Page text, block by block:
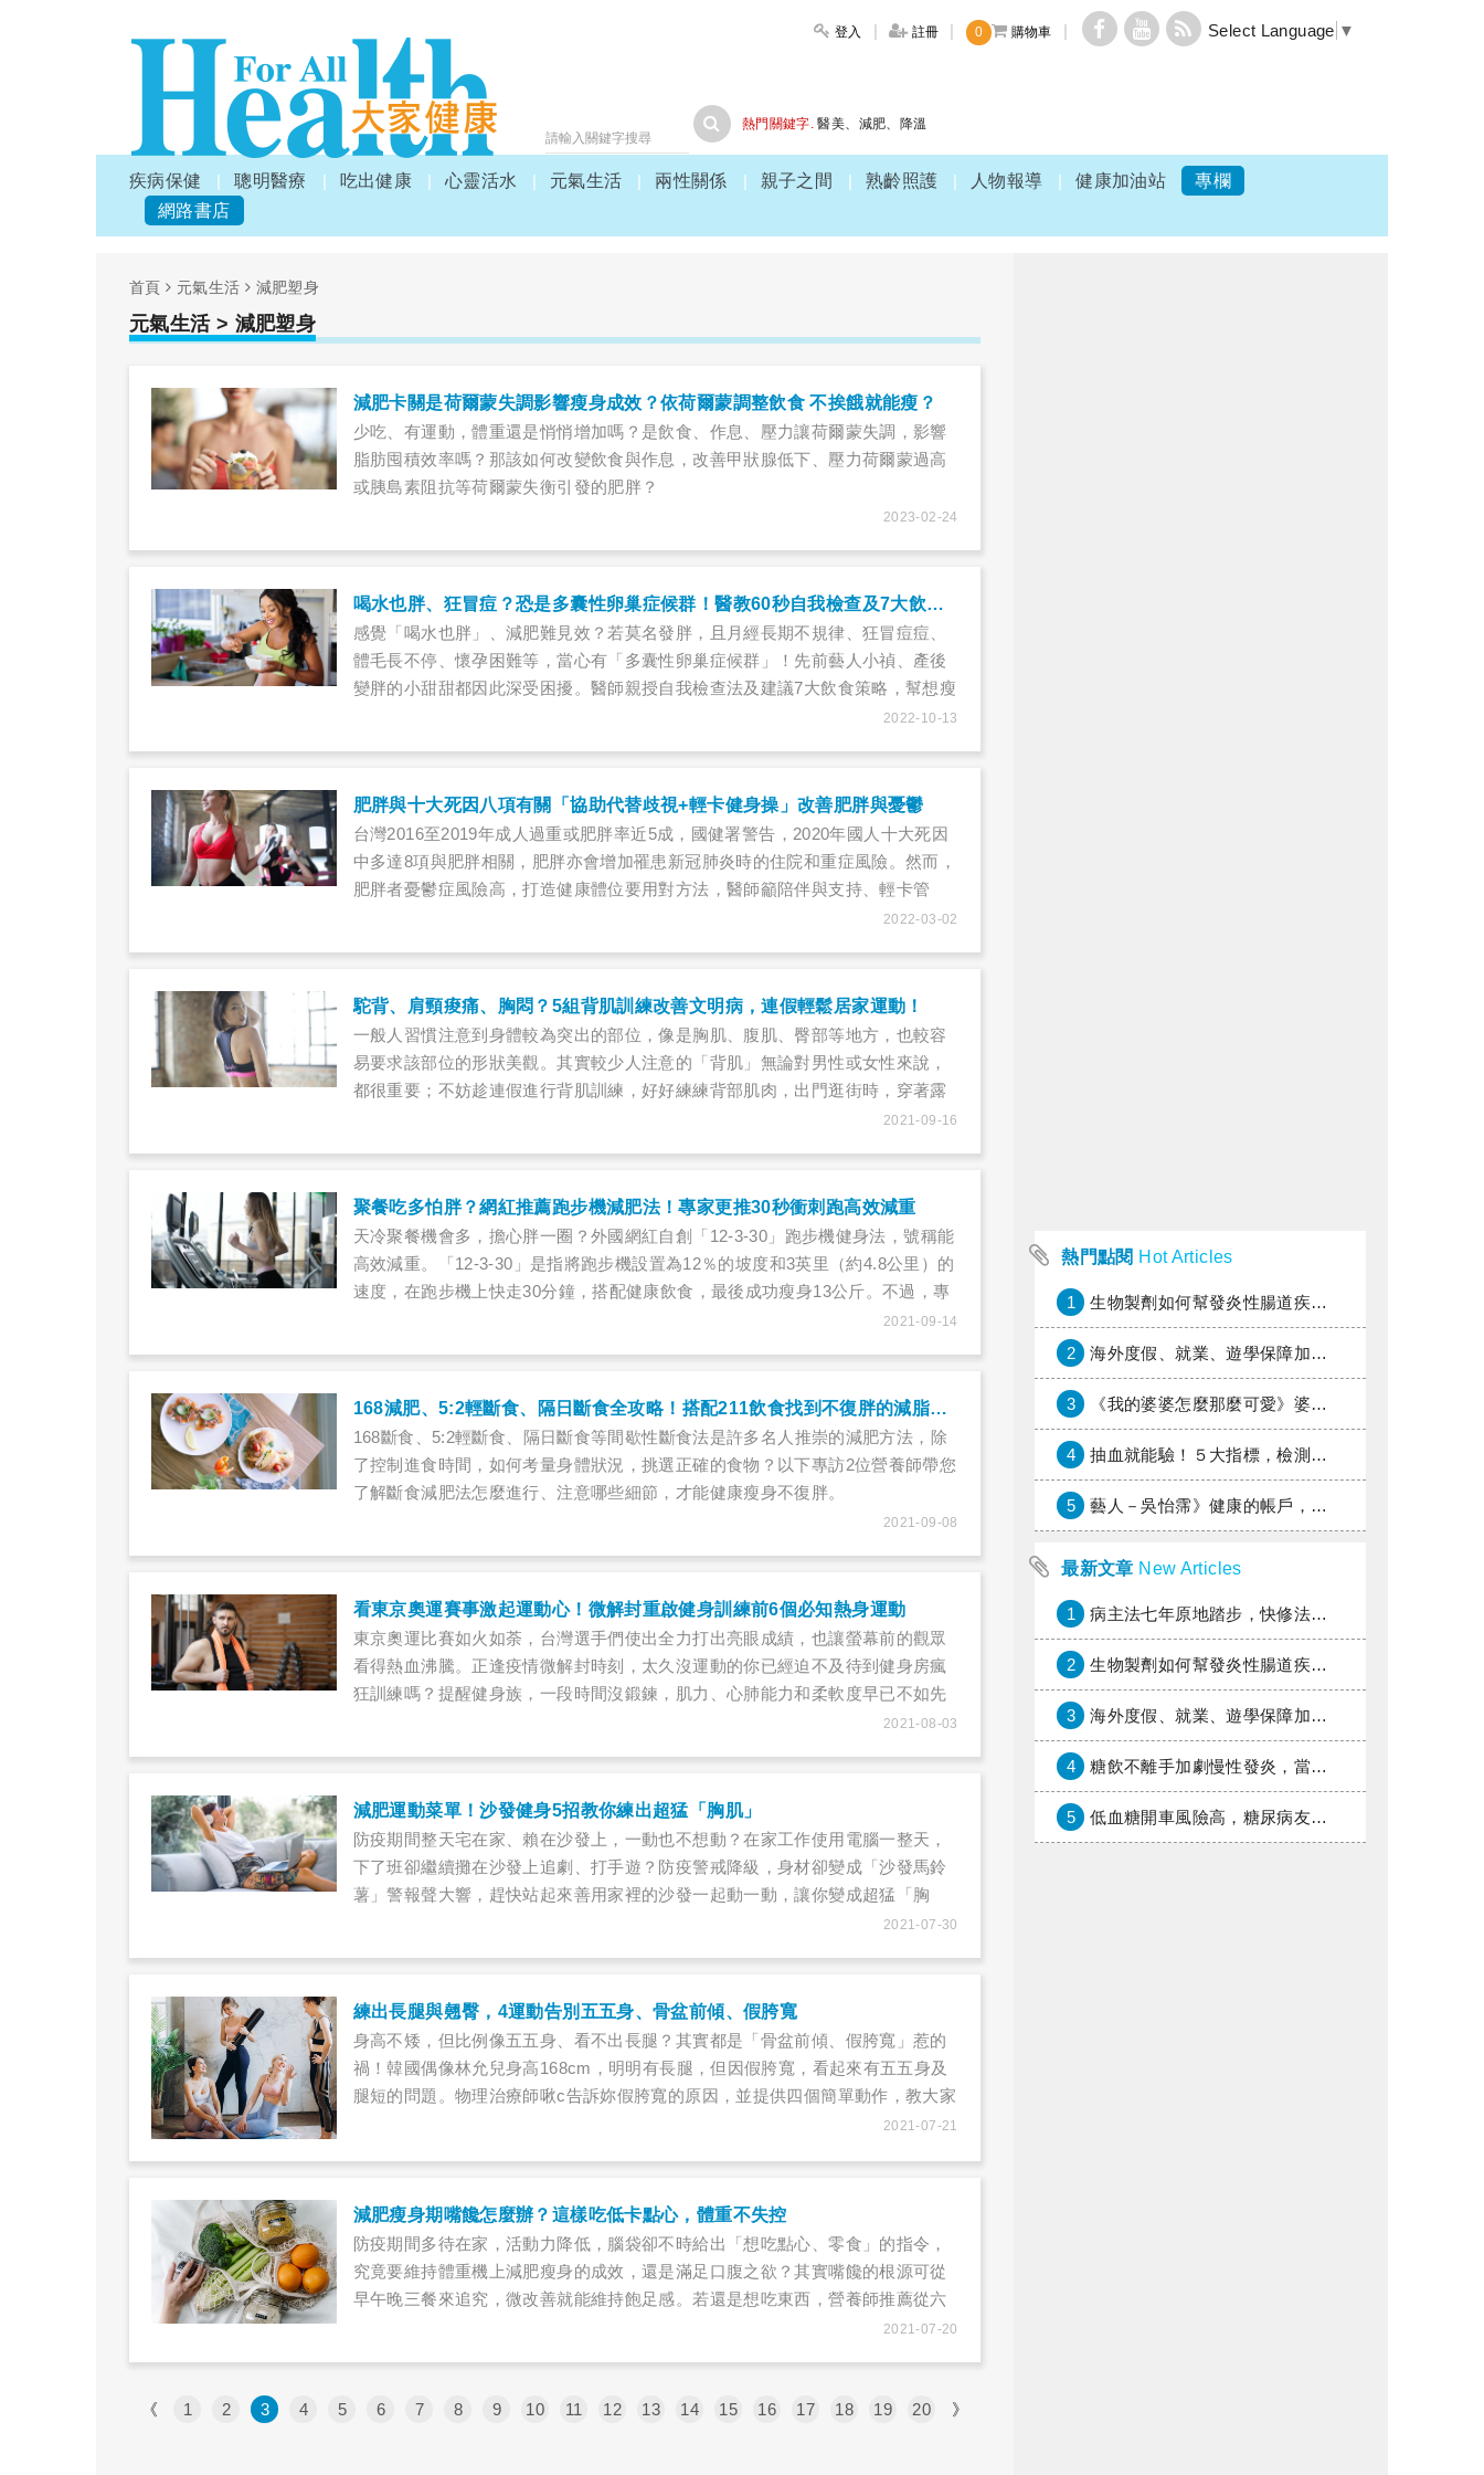
登入 註冊 0 購物車 Select Language ▼
熱門關鍵字. 醫美、 減肥、 降溫
疾病保健 聰明醫療 吃出健康 心靈活水 元氣生活 兩性關係 親子之間 熟齡照護 人物報導 健康加油站
專欄
網路書店
首頁 元氣生活 減肥塑身
元氣生活 > 減肥塑身
減肥卡關是荷爾蒙失調影響瘦身成效？依荷爾蒙調整飲食 不挨餓就能瘦？
少吃、有運動，體重還是悄悄增加嗎？是飲食、作息、壓力讓荷爾蒙失調，影響
脂肪囤積效率嗎？那該如何改變飲食與作息，改善甲狀腺低下、壓力荷爾蒙過高
或胰島素阻抗等荷爾蒙失衡引發的肥胖？
2023-02-24
喝水也胖、狂冒痘？恐是多囊性卵巢症候群！醫教60秒自我檢查及7大飲食策略
感覺「喝水也胖」、減肥難見效？若莫名發胖，且月經長期不規律、狂冒痘痘、
體毛長不停、懷孕困難等，當心有「多囊性卵巢症候群」！先前藝人小禎、產後
變胖的小甜甜都因此深受困擾。醫師親授自我檢查法及建議7大飲食策略，幫想瘦
2022-10-13
肥胖與十大死因八項有關「協助代替歧視+輕卡健身操」改善肥胖與憂鬱
台灣2016至2019年成人過重或肥胖率近5成，國健署警告，2020年國人十大死因
中多達8項與肥胖相關，肥胖亦會增加罹患新冠肺炎時的住院和重症風險。然而，
肥胖者憂鬱症風險高，打造健康體位要用對方法，醫師籲陪伴與支持、輕卡管
2022-03-02
駝背、肩頸痠痛、胸悶？5組背肌訓練改善文明病，連假輕鬆居家運動！
一般人習慣注意到身體較為突出的部位，像是胸肌、腹肌、臀部等地方，也較容
易要求該部位的形狀美觀。其實較少人注意的「背肌」無論對男性或女性來說，
都很重要；不妨趁連假進行背肌訓練，好好練練背部肌肉，出門逛街時，穿著露
2021-09-16
聚餐吃多怕胖？網紅推薦跑步機減肥法！專家更推30秒衝刺跑高效減重
天冷聚餐機會多，擔心胖一圈？外國網紅自創「12-3-30」跑步機健身法，號稱能
高效減重。「12-3-30」是指將跑步機設置為12％的坡度和3英里（約4.8公里）的
速度，在跑步機上快走30分鐘，搭配健康飲食，最後成功瘦身13公斤。不過，專
家建議想慢跑減肥的民眾，不如增加運動強度，用盡全力跑30秒，共跑6趟，僅花
2021-09-14
168減肥、5:2輕斷食、隔日斷食全攻略！搭配211飲食找到不復胖的減脂瘦身法
168斷食、5:2輕斷食、隔日斷食等間歇性斷食法是許多名人推崇的減肥方法，除
了控制進食時間，如何考量身體狀況，挑選正確的食物？以下專訪2位營養師帶您
了解斷食減肥法怎麼進行、注意哪些細節，才能健康瘦身不復胖。
2021-09-08
看東京奧運賽事激起運動心！微解封重啟健身訓練前6個必知熱身運動
東京奧運比賽如火如荼，台灣選手們使出全力打出亮眼成績，也讓螢幕前的觀眾
看得熱血沸騰。正逢疫情微解封時刻，太久沒運動的你已經迫不及待到健身房瘋
狂訓練嗎？提醒健身族，一段時間沒鍛鍊，肌力、心肺能力和柔軟度早已不如先
前狀態，若依照原本強度去運動，恐怕自己先受傷！其實重啟運動前，先注意5大
多人好奇，若完全停止運動，多久之後肌肉量會下降呢？
2021-08-03
減肥運動菜單！沙發健身5招教你練出超猛「胸肌」
防疫期間整天宅在家、賴在沙發上，一動也不想動？在家工作使用電腦一整天，
下了班卻繼續攤在沙發上追劇、打手遊？防疫警戒降級，身材卻變成「沙發馬鈴
薯」警報聲大響，趕快站起來善用家裡的沙發一起動一動，讓你變成超猛「胸
2021-07-30
練出長腿與翹臀，4運動告別五五身、骨盆前傾、假胯寬
身高不矮，但比例像五五身、看不出長腿？其實都是「骨盆前傾、假胯寬」惹的
禍！韓國偶像林允兒身高168cm，明明有長腿，但因假胯寬，看起來有五五身及
腿短的問題。物理治療師啾c告訴妳假胯寬的原因，並提供四個簡單動作，教大家
不用瘋狂瘦大腿，用運動矯正假胯寬、骨盆前傾，就能擁有長腿、翹臀、擺脫五
2021-07-21
減肥瘦身期嘴饞怎麼辦？這樣吃低卡點心，體重不失控
防疫期間多待在家，活動力降低，腦袋卻不時給出「想吃點心、零食」的指令，
究竟要維持體重機上減肥瘦身的成效，還是滿足口腹之欲？其實嘴饞的根源可從
早午晚三餐來追究，微改善就能維持飽足感。若還是想吃東西，營養師推薦從六
2021-07-20
《 1 2 3 4 5 6 7 8 9 10 11 12 13 14 15 16 17 18 19 20 》
熱門點閱 Hot Articles
1 生物製劑如何幫發炎性腸道疾病患者抗潰瘍？治療進展與健保給付困境一次看
2 海外度假、就業、遊學保障加倍，富邦產險「一期逐夢」專案加碼遠距醫療與緊急救援
3 《我的婆婆怎麼那麼可愛》婆婆希望媳婦放棄領取已故兒子身故理賠金，可以這樣做嗎？
4 抽血就能驗！５大指標，檢測身體是否發炎
5 藝人－吳怡霈》健康的帳戶，年輕時別提光
最新文章 New Articles
1 病主法七年原地踏步，快修法讓病人自主決定善終
2 生物製劑如何幫發炎性腸道疾病患者抗潰瘍？治療進展與健保給付困境一次看
3 海外度假、就業、遊學保障加倍，富邦產險「一期逐夢」專案加碼遠距醫療與緊急救援
4 糖飲不離手加劇慢性發炎，當心老化與慢性病提早報到
5 低血糖開車風險高，糖尿病友上路必學的安全守則